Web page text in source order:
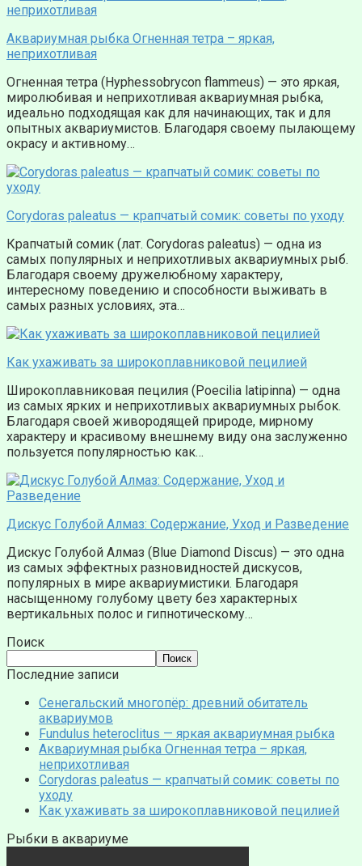
Аквариумная рыбка Огненная тетра – яркая,
неприхотливая
Огненная тетра (Hyphessobrycon flammeus) — это яркая,
миролюбивая и неприхотливая аквариумная рыбка,
идеально подходящая как для начинающих, так и для
опытных аквариумистов. Благодаря своему пылающему
окрасу и активному…
Corydoras paleatus — крапчатый сомик: советы по уходу
Крапчатый сомик (лат. Corydoras paleatus) — одна из
самых популярных и неприхотливых аквариумных рыб.
Благодаря своему дружелюбному характеру,
интересному поведению и способности выживать в
самых разных условиях, эта…
Как ухаживать за широкоплавниковой пецилией
Широкоплавниковая пецилия (Poecilia latipinna) — одна
из самых ярких и неприхотливых аквариумных рыбок.
Благодаря своей живородящей природе, мирному
характеру и красивому внешнему виду она заслуженно
пользуется популярностью как…
Дискус Голубой Алмаз: Содержание, Уход и Разведение
Дискус Голубой Алмаз (Blue Diamond Discus) — это одна
из самых эффектных разновидностей дискусов,
популярных в мире аквариумистики. Благодаря
насыщенному голубому цвету без характерных
вертикальных полос и гипнотическому…
Поиск
Поиск
Последние записи
Сенегальский многопёр: древний обитатель
аквариумов
Fundulus heteroclitus — яркая аквариумная рыбка
Аквариумная рыбка Огненная тетра – яркая,
неприхотливая
Corydoras paleatus — крапчатый сомик: советы по
уходу
Как ухаживать за широкоплавниковой пецилией
Рыбки в аквариуме